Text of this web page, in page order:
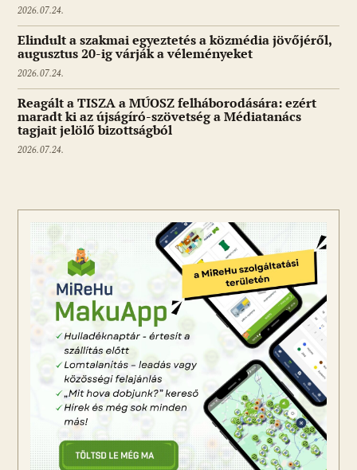
2026.07.24.
Elindult a szakmai egyeztetés a közmédia jövőjéről,
augusztus 20-ig várják a véleményeket
2026.07.24.
Reagált a TISZA a MÚOSZ felháborodására: ezért
maradt ki az újságíró-szövetség a Médiatanács
tagjait jelölő bizottságból
2026.07.24.